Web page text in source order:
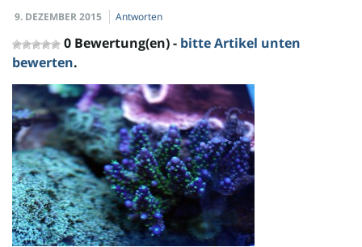
9. DEZEMBER 2015 Antworten
0 Bewertung(en) - bitte Artikel unten
bewerten.